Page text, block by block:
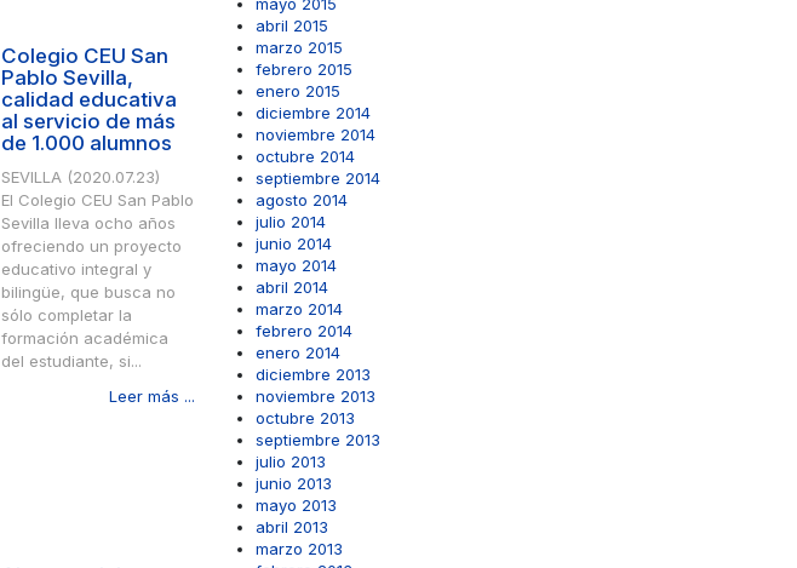
Colegio CEU San
Pablo Sevilla,
calidad educativa
al servicio de más
de 1.000 alumnos
SEVILLA (2020.07.23)
El Colegio CEU San Pablo
Sevilla lleva ocho años
ofreciendo un proyecto
educativo integral y
bilingüe, que busca no
sólo completar la
formación académica
del estudiante, si...
Leer más ...
abril 2015
marzo 2015
febrero 2015
enero 2015
diciembre 2014
noviembre 2014
octubre 2014
septiembre 2014
agosto 2014
julio 2014
junio 2014
mayo 2014
abril 2014
marzo 2014
febrero 2014
enero 2014
diciembre 2013
noviembre 2013
octubre 2013
septiembre 2013
julio 2013
junio 2013
mayo 2013
abril 2013
marzo 2013